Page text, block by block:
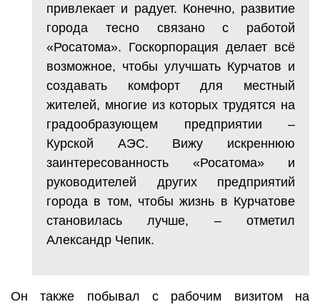
привлекает и радует. Конечно, развитие
города тесно связано с работой
«Росатома». Госкорпорация делает всё
возможное, чтобы улучшать Курчатов и
создавать комфорт для местный
жителей, многие из которых трудятся на
градообразующем предприятии –
Курской АЭС. Вижу искреннюю
заинтересованность «Росатома» и
руководителей других предприятий
города в том, чтобы жизнь в Курчатове
становилась лучше, – отметил
Александр Чепик.
Он также побывал с рабочим визитом на